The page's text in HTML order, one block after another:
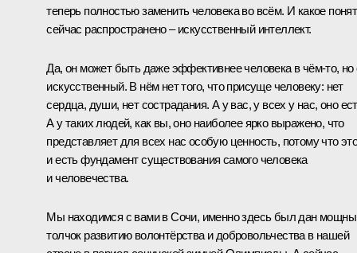
теперь полностью заменить человека во всём. И какое
сейчас распространено – искусственный интеллект.
Да, он может быть даже эффективнее человека в чём-то, но
искусственный. В нём нет того, что присуще человеку: нет
сердца, души, нет сострадания. А у вас, у всех у нас, оно
А у таких людей, как вы, оно наиболее ярко выражено, что
представляет для всех нас особую ценность, потому что
и есть фундамент существования самого человека
и человечества.
Мы находимся с вами в Сочи, именно здесь был дан
толчок развитию волонтёрства и добровольчества в нашей